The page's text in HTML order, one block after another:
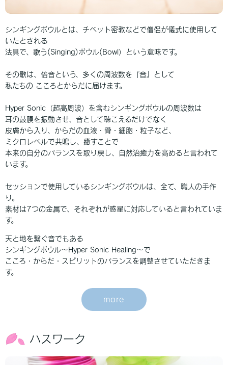
シンギングボウルとは、チベット密教などで僧侶が儀式に使用して
いたとされる
法具で、歌う(Singing)ボウル(Bowl）という意味です。
その歌は、倍音という、多くの周波数を『音』として
私たちの こころとからだに届けます。
Hyper Sonic（超高周波）を含むシンギングボウルの周波数は
耳の鼓膜を振動させ、音として聴こえるだけでなく
皮膚から入り、からだの血液・骨・細胞・粒子など、
ミクロレベルで共鳴し、癒すことで
本来の自分のバランスを取り戻し、自然治癒力を高めると言われて
います。
セッションで使用しているシンギングボウルは、全て、職人の手作
り。
素材は7つの金属で、それぞれが惑星に対応していると言われていま
す。
天と地を繋ぐ音でもある
シンギングボウル～Hyper Sonic Healing～で
こころ・からだ・スピリットのバランスを調整させていただきま
す。
more
ハスワーク